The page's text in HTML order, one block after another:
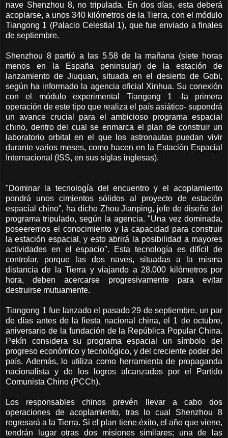
nave Shenzhou 8, no tripulada. En dos días, esta deberá
acoplarse, a unos 340 kilómetros de la Tierra, con el módulo
Tiangong 1 (Palacio Celestial 1), que fue enviado a finales
de septiembre.
Shenzhou 8 partió a las 5.58 de la mañana (siete horas
menos en la España peninsular) de la estación de
lanzamiento de Jiuquan, situada en el desierto de Gobi,
según ha informado la agencia oficial Xinhua. Su conexión
con el módulo experimental Tiangong 1 -la primera
operación de este tipo que realiza el país asiático- supondrá
un avance crucial para el ambicioso programa espacial
chino, dentro del cual se enmarca el plan de construir un
laboratorio orbital en el que los astronautas puedan vivir
durante varios meses, como hacen en la Estación Espacial
Internacional (ISS, en sus siglas inglesas).
"Dominar la tecnología del encuentro y el acoplamiento
pondrá unos cimientos sólidos al proyecto de estación
espacial chino", ha dicho Zhou Jianping, jefe de diseño del
programa tripulado, según la agencia. "Una vez dominada,
poseeremos el conocimiento y la capacidad para construir
la estación espacial, y esto abrirá la posibilidad a mayores
actividades en el espacio". Esta tecnología es difícil de
controlar, porque las dos naves, situadas a la misma
distancia de la Tierra y viajando a 28.000 kilómetros por
hora, deben acercarse progresivamente para evitar
destruirse mutuamente.
Tiangong 1 fue lanzado el pasado 29 de septiembre, un par
de días antes de la fiesta nacional china, el 1 de octubre,
aniversario de la fundación de la República Popular China.
Pekín considera su programa espacial un símbolo del
progreso económico y tecnológico, y del creciente poder del
país. Además, lo utiliza como herramienta de propaganda
nacionalista y de los logros alcanzados por el Partido
Comunista Chino (PCCh).
Los responsables chinos prevén llevar a cabo dos
operaciones de acoplamiento, tras lo cual Shenzhou 8
regresará a la Tierra. Si el plan tiene éxito, el año que viene,
tendrán lugar otras dos misiones similares; una de las